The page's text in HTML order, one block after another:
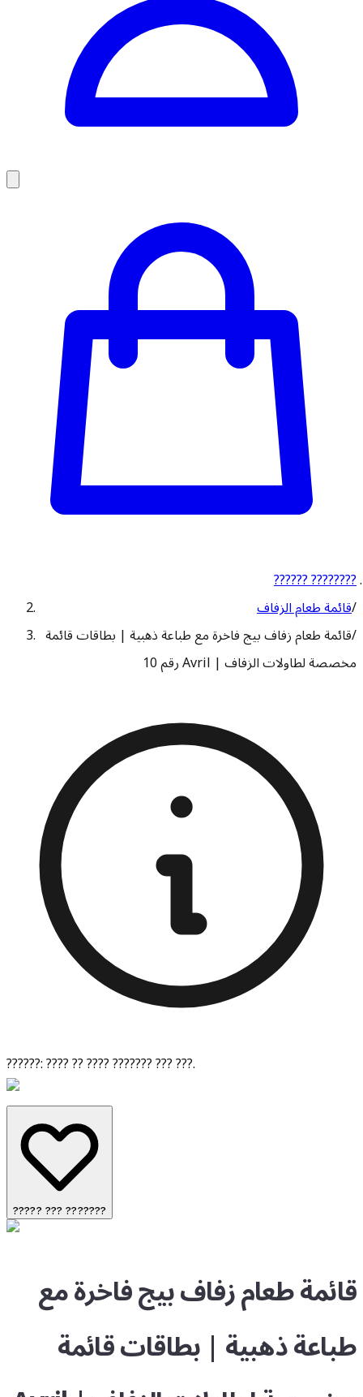
?????? ????????
/قائمة طعام الزفاف
/قائمة طعام زفاف بيج فاخرة مع طباعة ذهبية | بطاقات قائمة
مخصصة لطاولات الزفاف | Avril رقم 10
??????: ???? ?? ???? ??????? ??? ???.
????? ??? ???????
قائمة طعام زفاف بيج فاخرة مع
طباعة ذهبية | بطاقات قائمة